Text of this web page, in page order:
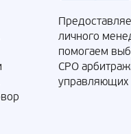
личного
помогаем
СРО
управляющих